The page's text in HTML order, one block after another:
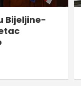
Bijeljine-